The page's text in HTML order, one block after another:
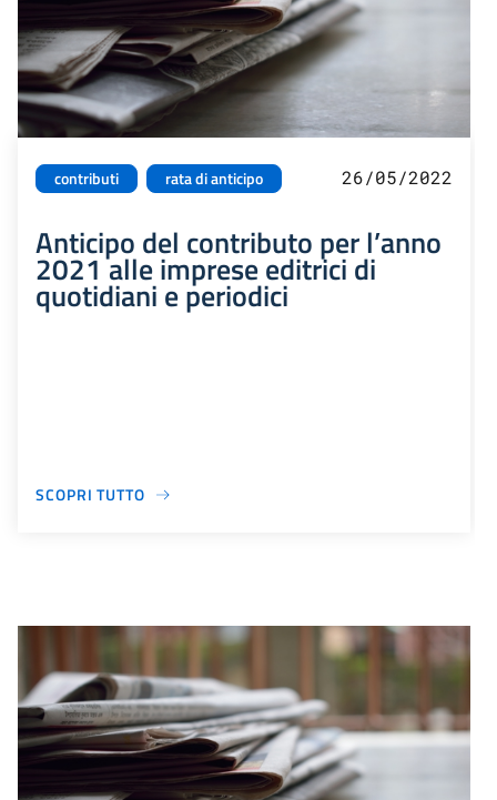
contributi rata di anticipo 26/05/2022
Anticipo del contributo per l’anno
2021 alle imprese editrici di
quotidiani e periodici
SCOPRI TUTTO